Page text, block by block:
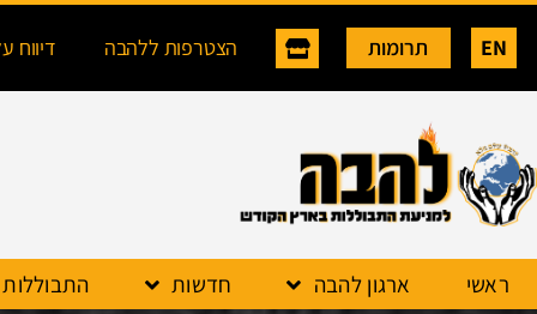
EN תרומות הצטרפות ללהבה דיווח
ראשי ארגון להבה חדשות התבוללות